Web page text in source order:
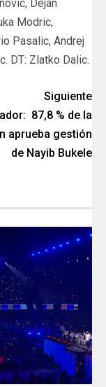
Dejan
Modric,
Pasalic, Andrej
DT: Zlatko Dalic.
Siguiente
87,8 % de la
aprueba gestión
de Nayib Bukele